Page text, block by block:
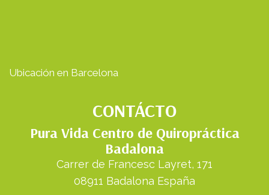
Ubicación en Barcelona
CONTÁCTO
Pura Vida Centro de Quiropráctica
Badalona
Carrer de Francesc Layret, 171
08911 Badalona España